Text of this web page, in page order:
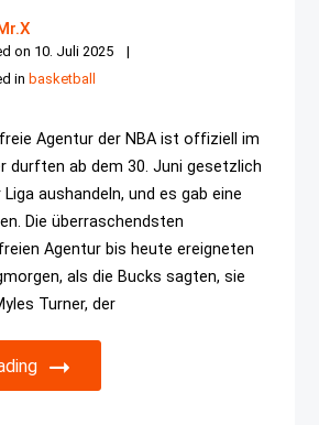
on 10. Juli 2025
in basketball
Agentur der NBA ist offiziell im
durften ab dem 30. Juni gesetzlich
aushandeln, und es gab eine
Die überraschendsten
Agentur bis heute ereigneten
als die Bucks sagten, sie
Turner, der